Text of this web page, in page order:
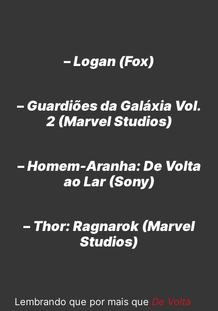
–Logan (Fox)
– Guardiões da Galáxia Vol.
2 (Marvel Studios)
–Homem-Aranha: De Volta
ao Lar (Sony)
– Thor: Ragnarok (Marvel
Studios)
Lembrando que por mais que De Volta